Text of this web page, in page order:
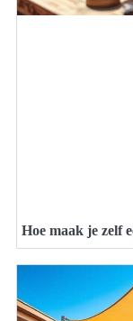
Hoe maak je zelf